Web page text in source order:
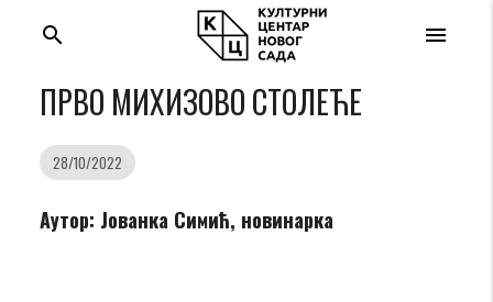
menu
search
ПРВО МИХИЗОВО СТОЛЕЋЕ
28/10/2022
Аутор: Јованка Симић, новинарка